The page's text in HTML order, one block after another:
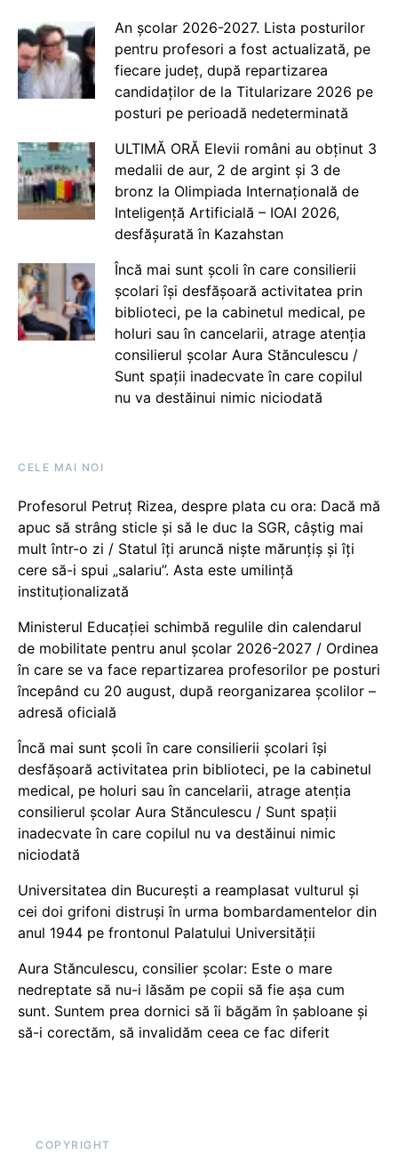
An școlar 2026-2027. Lista posturilor
pentru profesori a fost actualizată, pe
fiecare județ, după repartizarea
candidaților de la Titularizare 2026 pe
posturi pe perioadă nedeterminată
ULTIMĂ ORĂ Elevii români au obținut 3
medalii de aur, 2 de argint și 3 de
bronz la Olimpiada Internațională de
Inteligență Artificială – IOAI 2026,
desfășurată în Kazahstan
Încă mai sunt școli în care consilierii
școlari își desfășoară activitatea prin
biblioteci, pe la cabinetul medical, pe
holuri sau în cancelarii, atrage atenția
consilierul școlar Aura Stănculescu /
Sunt spații inadecvate în care copilul
nu va destăinui nimic niciodată
CELE MAI NOI
Profesorul Petruț Rizea, despre plata cu ora: Dacă mă
apuc să strâng sticle și să le duc la SGR, câștig mai
mult într-o zi / Statul îți aruncă niște mărunțiș și îți
cere să-i spui „salariu”. Asta este umilință
instituționalizată
Ministerul Educației schimbă regulile din calendarul
de mobilitate pentru anul școlar 2026-2027 / Ordinea
în care se va face repartizarea profesorilor pe posturi
începând cu 20 august, după reorganizarea școlilor –
adresă oficială
Încă mai sunt școli în care consilierii școlari își
desfășoară activitatea prin biblioteci, pe la cabinetul
medical, pe holuri sau în cancelarii, atrage atenția
consilierul școlar Aura Stănculescu / Sunt spații
inadecvate în care copilul nu va destăinui nimic
niciodată
Universitatea din București a reamplasat vulturul și
cei doi grifoni distruși în urma bombardamentelor din
anul 1944 pe frontonul Palatului Universității
Aura Stănculescu, consilier școlar: Este o mare
nedreptate să nu-i lăsăm pe copii să fie așa cum
sunt. Suntem prea dornici să îi băgăm în șabloane și
să-i corectăm, să invalidăm ceea ce fac diferit
COPYRIGHT